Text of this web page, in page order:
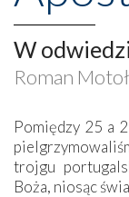
W
Roman
Pomiędzy 25 a
trojgu
Boża, niosąc